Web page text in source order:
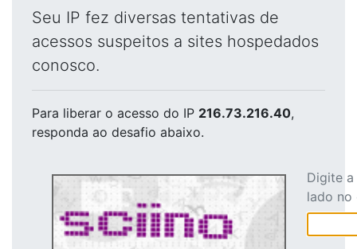
Seu IP fez diversas tentativas de
acessos suspeitos a sites hospedados
conosco.
Para liberar o acesso do IP 216.73.216.40,
responda ao desafio abaixo.
Digite
lado no